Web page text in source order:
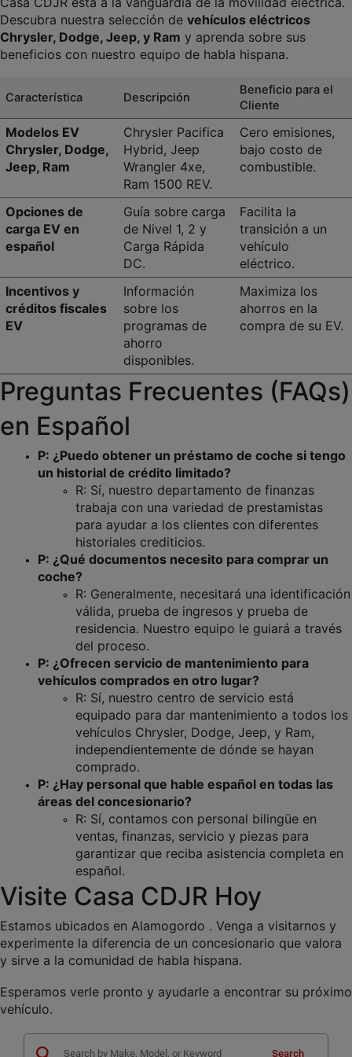
Descubra nuestra selección de vehículos eléctricos
Chrysler, Dodge, Jeep, y Ram y aprenda sobre sus
beneficios con nuestro equipo de habla hispana.
Característica Descripción
Beneficio para el
Cliente
Modelos EV
Chrysler, Dodge,
Jeep, Ram
Chrysler Pacifica
Hybrid, Jeep
Wrangler 4xe,
Ram 1500 REV.
Cero emisiones,
bajo costo de
combustible.
Opciones de
carga EV en
español
Guía sobre carga
de Nivel 1, 2 y
Carga Rápida
DC.
Facilita la
transición a un
vehículo
eléctrico.
Incentivos y
créditos fiscales
EV
Información
sobre los
programas de
ahorro
disponibles.
Maximiza los
ahorros en la
compra de su EV.
Preguntas Frecuentes (FAQs)
en Español
P: ¿Puedo obtener un préstamo de coche si tengo
un historial de crédito limitado?
R: Sí, nuestro departamento de finanzas
trabaja con una variedad de prestamistas
para ayudar a los clientes con diferentes
historiales crediticios.
P: ¿Qué documentos necesito para comprar un
coche?
R: Generalmente, necesitará una identificación
válida, prueba de ingresos y prueba de
residencia. Nuestro equipo le guiará a través
del proceso.
P: ¿Ofrecen servicio de mantenimiento para
vehículos comprados en otro lugar?
R: Sí, nuestro centro de servicio está
equipado para dar mantenimiento a todos los
vehículos Chrysler, Dodge, Jeep, y Ram,
independientemente de dónde se hayan
comprado.
P: ¿Hay personal que hable español en todas las
áreas del concesionario?
R: Sí, contamos con personal bilingüe en
ventas, finanzas, servicio y piezas para
garantizar que reciba asistencia completa en
español.
Visite Casa CDJR Hoy
Estamos ubicados en Alamogordo . Venga a visitarnos y
experimente la diferencia de un concesionario que valora
y sirve a la comunidad de habla hispana.
Esperamos verle pronto y ayudarle a encontrar su próximo
vehículo.
Search